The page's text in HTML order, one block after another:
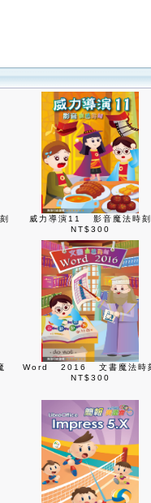
威力導演11 影音魔法時刻
NT$300
Word 2016 文書魔法時
NT$300